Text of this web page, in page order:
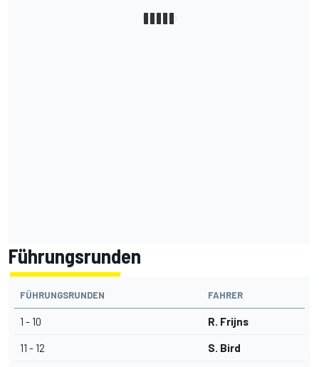
Führungsrunden
FÜHRUNGSRUNDEN FAHRER
1 - 10 R. Frijns
11 - 12 S. Bird